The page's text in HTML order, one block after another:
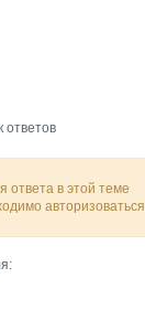
ответов
ответа в этой теме
авторизоваться.